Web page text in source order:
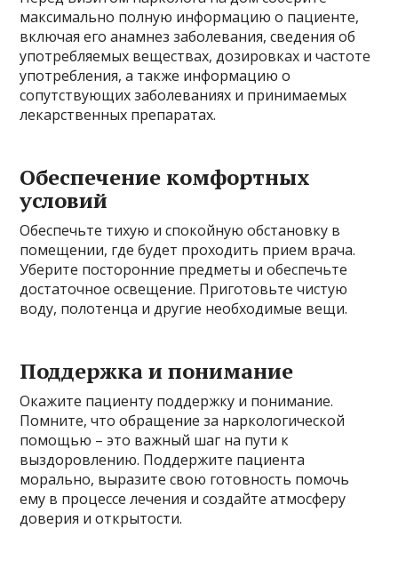
максимально полную информацию о пациенте,
включая его анамнез заболевания, сведения об
употребляемых веществах, дозировках и частоте
употребления, а также информацию о
сопутствующих заболеваниях и принимаемых
лекарственных препаратах.
Обеспечение комфортных
условий
Обеспечьте тихую и спокойную обстановку в
помещении, где будет проходить прием врача.
Уберите посторонние предметы и обеспечьте
достаточное освещение. Приготовьте чистую
воду, полотенца и другие необходимые вещи.
Поддержка и понимание
Окажите пациенту поддержку и понимание.
Помните, что обращение за наркологической
помощью – это важный шаг на пути к
выздоровлению. Поддержите пациента
морально, выразите свою готовность помочь
ему в процессе лечения и создайте атмосферу
доверия и открытости.